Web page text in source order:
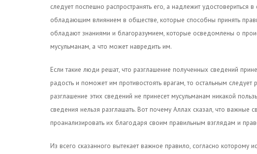
следует поспешно распространять его, а надлежит
обладающим влиянием в обществе, которые способны принять
обладают знаниями и благоразумием, которые осведомлены о
мусульманам, а что может навредить им.
Если такие люди решат, что разглашение полученных сведений
радость и поможет им противостоять врагам, то остальным следует
разглашение этих сведений не принесет мусульманам никакой
сведения нельзя разглашать. Вот почему Аллах сказал, что
проанализировать их благодаря своим правильным взглядам и
Из всего сказанного вытекает важное правило, согласно которому